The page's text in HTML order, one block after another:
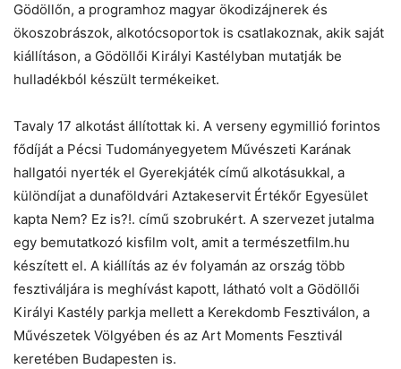
Gödöllőn, a programhoz magyar ökodizájnerek és
ökoszobrászok, alkotócsoportok is csatlakoznak, akik saját
kiállításon, a Gödöllői Királyi Kastélyban mutatják be
hulladékból készült termékeiket.
Tavaly 17 alkotást állítottak ki. A verseny egymillió forintos
fődíját a Pécsi Tudományegyetem Művészeti Karának
hallgatói nyerték el Gyerekjáték című alkotásukkal, a
különdíjat a dunaföldvári Aztakeservit Értékőr Egyesület
kapta Nem? Ez is?!. című szobrukért. A szervezet jutalma
egy bemutatkozó kisfilm volt, amit a természetfilm.hu
készített el. A kiállítás az év folyamán az ország több
fesztiváljára is meghívást kapott, látható volt a Gödöllői
Királyi Kastély parkja mellett a Kerekdomb Fesztiválon, a
Művészetek Völgyében és az Art Moments Fesztivál
keretében Budapesten is.